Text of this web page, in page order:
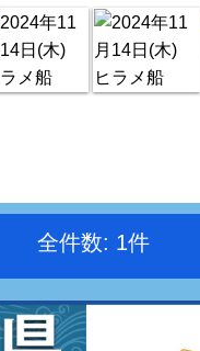
全件数: 1件